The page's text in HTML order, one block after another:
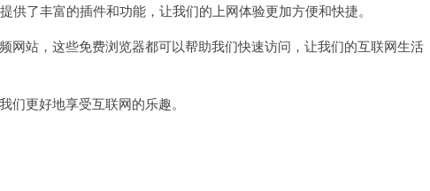
了丰富的插件和功能，让我们的上网体验更加方便和快捷。
站，这些免费浏览器都可以帮助我们快速访问，让我们的互联网生活
更好地享受互联网的乐趣。